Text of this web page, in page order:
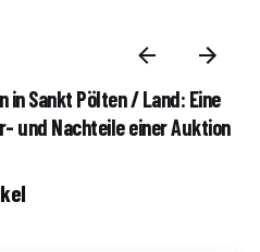
in Sankt Pölten / Land: Eine
und Nachteile einer Auktion